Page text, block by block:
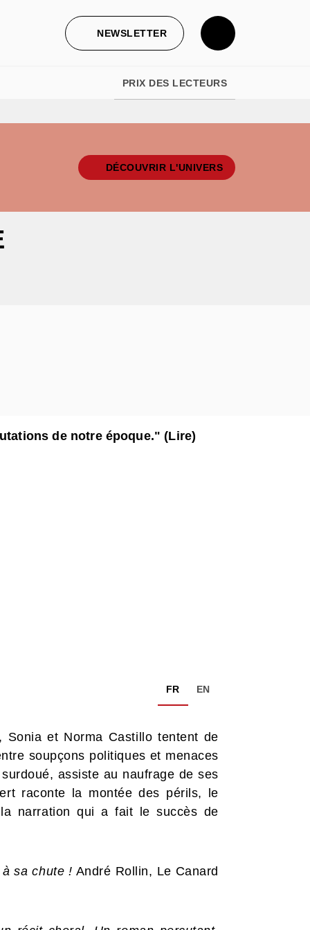
NEWSLETTER
PRIX DES LECTEURS
DÉCOUVRIR L'UNIVERS
de notre époque." (Lire)
FR EN
Sonia et Norma Castillo tentent de
soupçons politiques et menaces
assiste au naufrage de ses
raconte la montée des périls, le
narration qui a fait le succès de
sa chute ! André Rollin, Le Canard